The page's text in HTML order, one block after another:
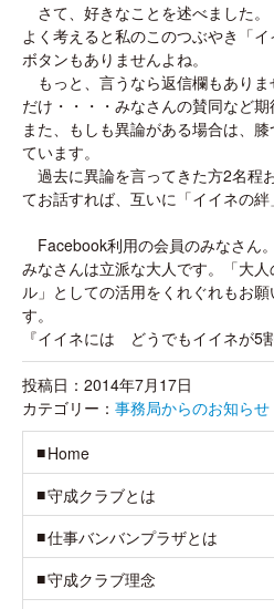
さて、好きなことを述べました。
よく考えると私のこのつぶやき「
ボタンもありませんよね。
もっと、言うなら返信欄もあり
だけ・・・・みなさんの賛同など期
また、もしも異論がある場合は、
ています。
過去に異論を言ってきた方2名程
てお話すれば、互いに「イイネの絆
Facebook利用の会員のみなさん。
みなさんは立派な大人です。「大
ル」としての活用をくれぐれもお
す。
『イイネには どうでもイイネが5
投稿日：2014年7月17日
カテゴリー： 事務局からのお知らせ
Home
守成クラブとは
仕事バンバンプラザとは
守成クラブ理念